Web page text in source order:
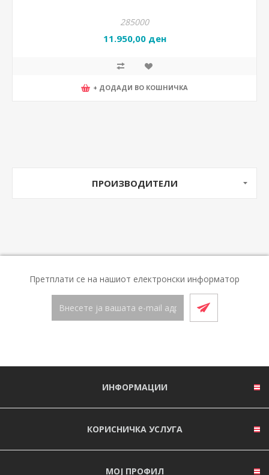
285000
11.950,00 ден
+ ДОДАДИ ВО КОШНИЧКА
ПРОИЗВОДИТЕЛИ
Претплати се на нашиот електронски информатор
ИНФОРМАЦИИ
КОРИСНИЧКА УСЛУГА
МОЈ ПРОФИЛ